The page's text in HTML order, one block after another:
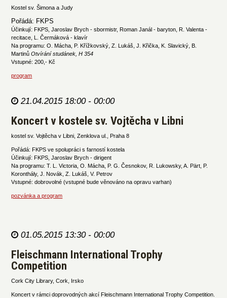
Kostel sv. Šimona a Judy
Pořádá: FKPS
Účinkují: FKPS, Jaroslav Brych - sbormistr, Roman Janál - baryton, R. Valenta -
recitace, L. Čermáková - klavír
Na programu: O. Mácha, P. Křížkovský, Z. Lukáš, J. Křička, K. Slavický, B.
MartinůOtvírání studánek, H 354
Vstupné: 200,- Kč
program
21.04.2015 18:00 - 00:00
Koncert v kostele sv. Vojtěcha v Libni
kostel sv. Vojtěcha v Libni, Zenklova ul., Praha 8
Pořádá: FKPS ve spolupráci s farností kostela
Účinkují: FKPS, Jaroslav Brych - dirigent
Na programu: T. L. Victoria, O. Mácha, P. G. Česnokov, R. Lukowsky, A. Pärt, P.
Koronthály, J. Novák, Z. Lukáš, V. Petrov
Vstupné: dobrovolné (vstupné bude věnováno na opravu varhan)
pozvánka a program
01.05.2015 13:30 - 00:00
Fleischmann International Trophy
Competition
Cork City Library, Cork, Irsko
Koncert v rámci doprovodných akcí Fleischmann International Trophy Competition.